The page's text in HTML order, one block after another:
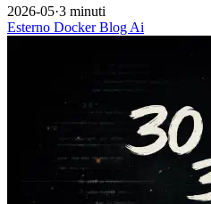
2026-05·3 minuti
Esterno DockerBlog Ai